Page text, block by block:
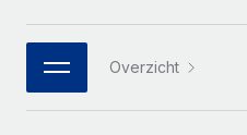
Integraties
WERK MET ONS SAMEN
Strategische
Webinars
日本語
한국어
Overzicht